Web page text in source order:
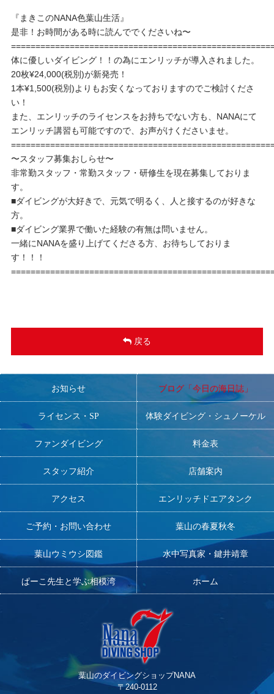
『まきこのNANA色葉山生活』
是非！お時間がある時に読んででくださいね〜
体に優しいダイビング！！の為にエンリッチが導入されました。
20枚¥24,000(税別)が新発売！
1本¥1,500(税別)よりもお安くなっておりますのでご検討くださ
い！
また、エンリッチのライセンスをお持ちでない方も、NANAにて
エンリッチ講習も可能ですので、お声がけくださいませ。
〜スタッフ募集おしらせ〜
非常勤スタッフ・常勤スタッフ・研修生を現在募集しておりま
す。
■ダイビングが大好きで、元気で明るく、人と接するのが好きな
方。
■ダイビング業界で働いた経験の有無は問いません。
一緒にNANAを盛り上げてくださる方、お待ちしておりま
す！！！
戻る
お知らせ ブログ「今日の海日誌」
ライセンス・SP 体験ダイビング・シュノーケル
ファンダイビング 料金表
スタッフ紹介 店舗案内
アクセス エンリッチドエアタンク
ご予約・お問い合わせ 葉山の春夏秋冬
葉山ウミウシ図鑑 水中写真家・鍵井靖章
ぱーこ先生と学ぶ相模湾 ホーム
葉山のダイビングショップNANA
〒240-0112